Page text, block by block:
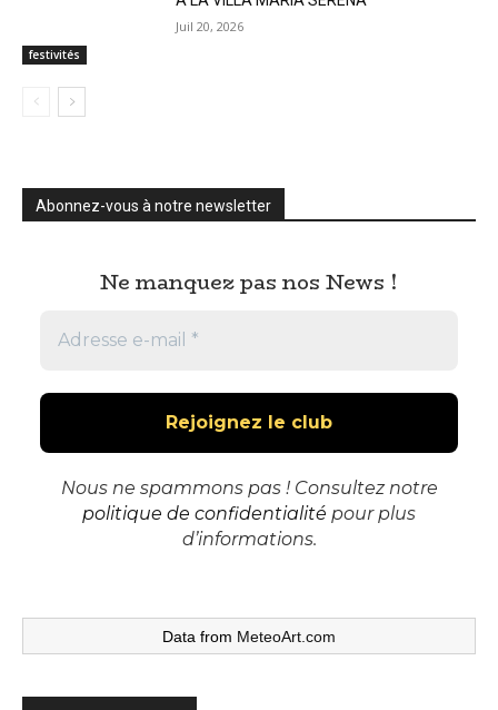
festivités
Juil 20, 2026
Abonnez-vous à notre newsletter
Ne manquez pas nos News !
Nous ne spammons pas ! Consultez notre
politique de confidentialité pour plus
d’informations.
Data from MeteoArt.com